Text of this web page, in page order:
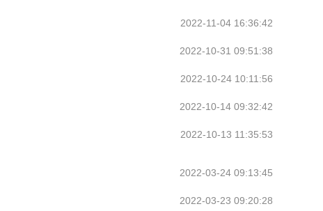
2022-11-04 16:36:42
2022-10-31 09:51:38
2022-10-24 10:11:56
2022-10-14 09:32:42
2022-10-13 11:35:53
2022-03-24 09:13:45
2022-03-23 09:20:28